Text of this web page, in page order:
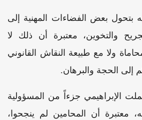
بتحول بعض الفضاءات المهنية إلى
والتخوين، معتبرة أن ذلك لا
ولا مع طبيعة النقاش القانوني
إلى الحجة والبرهان.
الإبراهيمي جزءاً من المسؤولية
معتبرة أن المحامين لم ينجحوا،